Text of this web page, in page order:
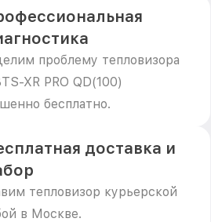
проблему тепловизора
XR PRO QD(100)
бесплатно.
доставка и
тепловизор курьерской
в Москве.